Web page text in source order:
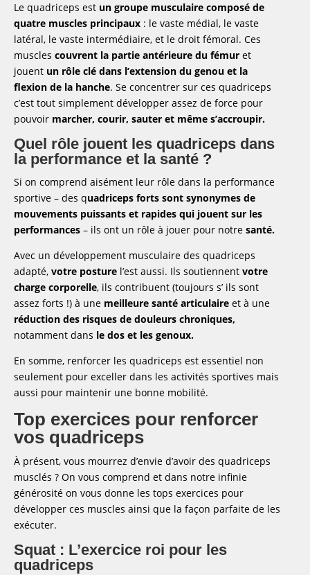
Quelles techniques de récupération adopter
pour les quadriceps après l'effort ?
Se faire accompagner par un coach sportif
pour réaliser de bonnes séances de sport
FAQ
Quel mouvement fait le quadriceps ?
Comment muscler le vaste interne du
quadriceps ?
Comment prendre de la masse musculaire au
niveau des jambes ?
quadriceps ?
Comment muscler quadriceps femme ?
Message de succès
Le quadriceps est un groupe musculaire composé de
quatre muscles principaux : le vaste médial, le vaste
latéral, le vaste intermédiaire, et le droit fémoral. Ces
muscles couvrent la partie antérieure du fémur et
jouent un rôle clé dans l’extension du genou et la
flexion de la hanche. Se concentrer sur ces quadriceps
c’est tout simplement développer assez de force pour
pouvoir marcher, courir, sauter et même s’accroupir.
Quel rôle jouent les quadriceps dans
la performance et la santé ?
Si on comprend aisément leur rôle dans la performance
sportive – des quadriceps forts sont synonymes de
mouvements puissants et rapides qui jouent sur les
performances – ils ont un rôle à jouer pour notre santé.
Avec un développement musculaire des quadriceps
adapté, votre posture l’est aussi. Ils soutiennent votre
charge corporelle, ils contribuent (toujours s’ ils sont
assez forts !) à une meilleure santé articulaire et à une
réduction des risques de douleurs chroniques,
notamment dans le dos et les genoux.
En somme, renforcer les quadriceps est essentiel non
seulement pour exceller dans les activités sportives mais
aussi pour maintenir une bonne mobilité.
Top exercices pour renforcer
vos quadriceps
À présent, vous mourrez d’envie d’avoir des quadriceps
musclés ? On vous comprend et dans notre infinie
générosité on vous donne les tops exercices pour
développer ces muscles ainsi que la façon parfaite de les
exécuter.
Squat : L’exercice roi pour les
quadriceps